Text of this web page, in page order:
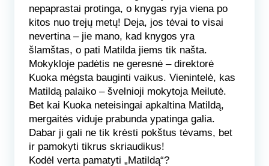
nepaprastai protinga, o knygas ryja viena po
kitos nuo trejų metų! Deja, jos tėvai to visai
nevertina – jie mano, kad knygos yra
šlamštas, o pati Matilda jiems tik našta.
Mokykloje padėtis ne geresnė – direktorė
Kuoka mėgsta bauginti vaikus. Vienintelė, kas
Matildą palaiko – švelnioji mokytoja Meilutė.
Bet kai Kuoka neteisingai apkaltina Matildą,
mergaitės viduje prabunda ypatinga galia.
Dabar ji gali ne tik krėsti pokštus tėvams, bet
ir pamokyti tikrus skriaudikus!
Kodėl verta pamatyti „Matildą“?